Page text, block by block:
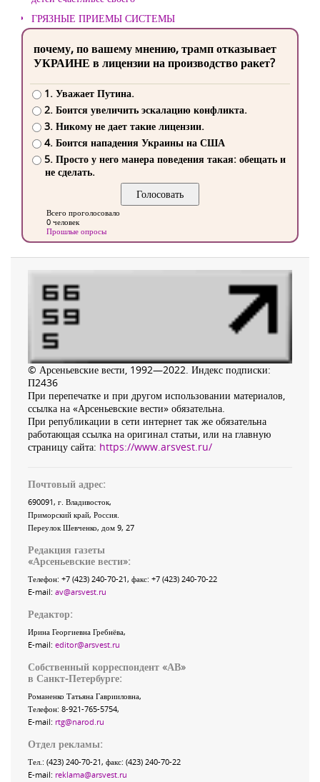
ГРЯЗНЫЕ ПРИЕМЫ СИСТЕМЫ
почему, по вашему мнению, трамп отказывает
УКРАИНЕ в лицензии на производство ракет?
1. Уважает Путина.
2. Боится увеличить эскалацию конфликта.
3. Никому не дает такие лицензии.
4. Боится нападения Украины на США
5. Просто у него манера поведения такая: обещать и
не сделать.
Всего проголосовало
0 человек
Прошлые опросы
© Арсеньевские вести, 1992—2022. Индекс подписки:
П2436
При перепечатке и при другом использовании материалов,
ссылка на «Арсеньевские вести» обязательна.
При републикации в сети интернет так же обязательна
работающая ссылка на оригинал статьи, или на главную
страницу сайта: https://www.arsvest.ru/
Почтовый адрес:
690091, г. Владивосток,
Приморский край, Россия
Переулок Шевченко, дом 9, 27
Редакция газеты
«Арсеньевские вести»:
Телефон: +7 (423) 240-70-21, факс: +7 (423) 240-70-22
E-mail: av@arsvest.ru
Редактор:
Ирина Георгиевна Гребнёва,
E-mail: editor@arsvest.ru
Собственный корреспондент «АВ»
в Санкт-Петербурге:
Романенко Татьяна Гаврииловна,
Телефон: 8-921-765-5754,
E-mail: rtg@narod.ru
Отдел рекламы:
Тел.: (423) 240-70-21, факс: (423) 240-70-22
E-mail: reklama@arsvest.ru